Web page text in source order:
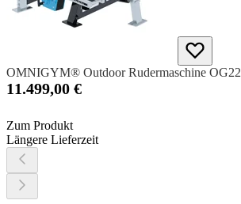
OMNIGYM® Outdoor Rudermaschine OG22
11.499,00 €
Zum Produkt
Längere Lieferzeit